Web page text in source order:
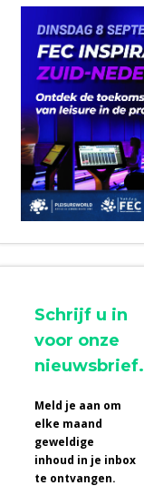
Schrijf u in
voor onze
nieuwsbrief.
Meld je aan om
elke maand
geweldige
inhoud in je inbox
te ontvangen.